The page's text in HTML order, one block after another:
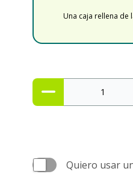
Una caja rellena de
1
Quiero usar